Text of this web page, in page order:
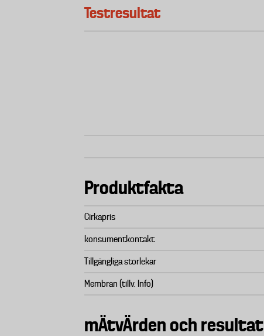
Testresultat
Produktfakta
Cirkapris
konsumentkontakt
Tillgängliga storlekar
Membran (tillv. Info)
mÄtvÄrden och resultat